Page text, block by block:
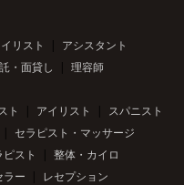
リスト
アシスタント
・面貸し
理容師
ト アイリスト
スパニスト
セラピスト・マッサージ
スト
整体・カイロ
ラー
レセプション